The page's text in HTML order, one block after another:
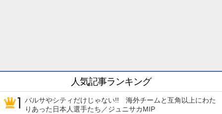
人気記事ランキング
バルサやシティだけじゃない!! 海外チームと互角以上にわた
りあった日本人選手たち／ジュニサカMIP